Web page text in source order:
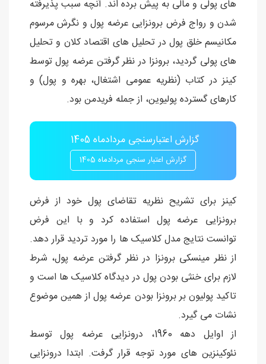
های پولی و مالی به پیش برده اند. آنچه سبب پذیرفته
شدن و رواج فرض برونزایی عرضه پول و نگرش مرسوم
مکانیسم خلق پول در تحلیل های اقتصاد کلان و تحلیل
های پولی گردید، برونزا در نظر گرفتن عرضه پول توسط
کینز در کتاب (نظریه عمومی اشتغال، بهره و پول) و
کارهای گسترده پولیوین، از جمله فریدمن بود.
گزارش اعتبارسنجی مردادماه 1405
گزارش اعتبار سنجی مردادماه 1405
کینز برای تشریح نظریه تقاضای پول خود از فرض
برونزایی عرضه پول استفاده کرد و با این فرض
توانست نتایج مدل کلاسیک ها را مورد تردید قرار دهد.
از نظر مینسکی برونزا در نظر گرفتن عرضه پول، شرط
لازم برای خنثی بودن پول در دیدگاه کلاسیک ها است و
تاکید پولیون بر برونزا بودن عرضه پول از همین موضوع
نشات می گیرد.
از اوایل دهه 1960، درونزایی عرضه پول توسط
نئوکینزین های مورد توجه قرار گرفت. ابتدا درونزایی